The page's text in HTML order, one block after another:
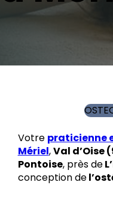
Votre praticienne
Mériel,Val d’Oise
Pontoise, près de
conception de